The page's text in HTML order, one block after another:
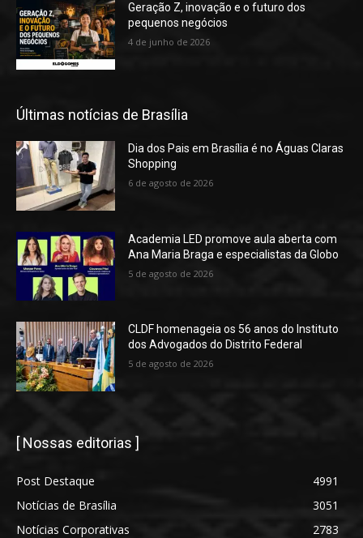
Geração Z, inovação e o futuro dos
pequenos negócios
4 de junho de 2026
Últimas notícias de Brasília
Dia dos Pais em Brasília é no Águas Claras
Shopping
6 de agosto de 2026
Academia LED promove aula aberta com
Ana Maria Braga e especialistas da Globo
5 de agosto de 2026
CLDF homenageia os 56 anos do Instituto
dos Advogados do Distrito Federal
5 de agosto de 2026
[ Nossas editorias ]
Post Destaque
4991
Notícias de Brasília
3051
Notícias Corporativas
2783